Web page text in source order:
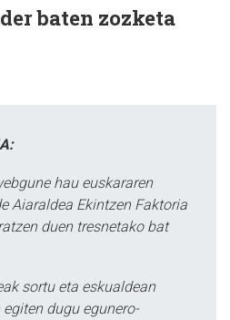
baten zozketa
hau euskararen
Aiaraldea Ekintzen Faktoria
duen tresnetako bat
sortu eta eskualdean
dugu egunero-